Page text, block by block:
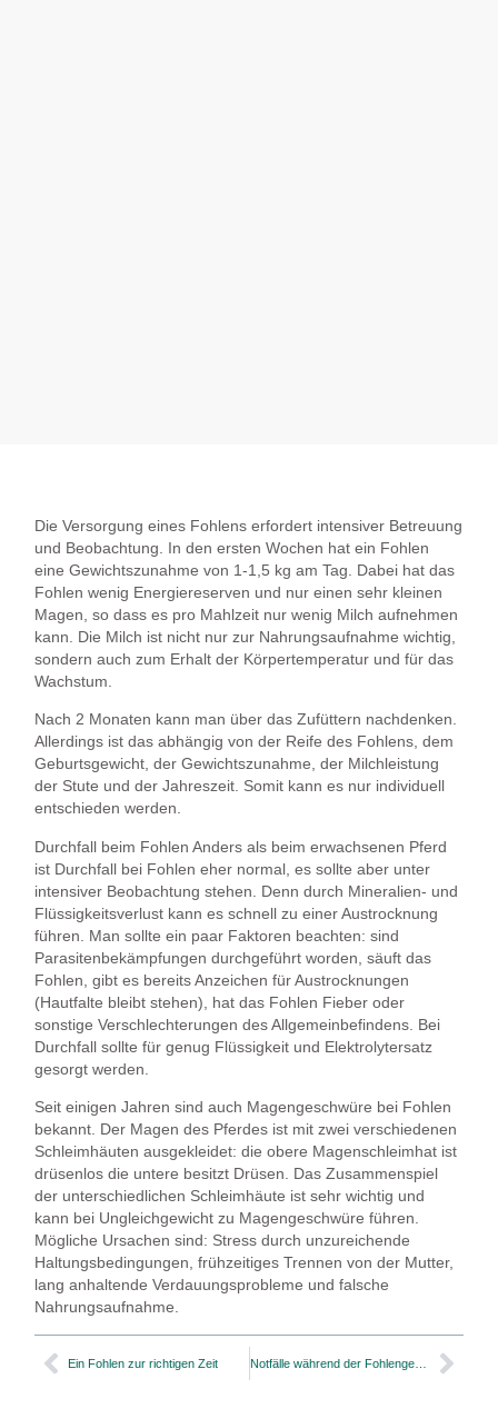
Die Versorgung eines Fohlens erfordert intensiver Betreuung
und Beobachtung. In den ersten Wochen hat ein Fohlen
eine Gewichtszunahme von 1-1,5 kg am Tag. Dabei hat das
Fohlen wenig Energiereserven und nur einen sehr kleinen
Magen, so dass es pro Mahlzeit nur wenig Milch aufnehmen
kann. Die Milch ist nicht nur zur Nahrungsaufnahme wichtig,
sondern auch zum Erhalt der Körpertemperatur und für das
Wachstum.
Nach 2 Monaten kann man über das Zufüttern nachdenken.
Allerdings ist das abhängig von der Reife des Fohlens, dem
Geburtsgewicht, der Gewichtszunahme, der Milchleistung
der Stute und der Jahreszeit. Somit kann es nur individuell
entschieden werden.
Durchfall beim Fohlen Anders als beim erwachsenen Pferd
ist Durchfall bei Fohlen eher normal, es sollte aber unter
intensiver Beobachtung stehen. Denn durch Mineralien- und
Flüssigkeitsverlust kann es schnell zu einer Austrocknung
führen. Man sollte ein paar Faktoren beachten: sind
Parasitenbekämpfungen durchgeführt worden, säuft das
Fohlen, gibt es bereits Anzeichen für Austrocknungen
(Hautfalte bleibt stehen), hat das Fohlen Fieber oder
sonstige Verschlechterungen des Allgemeinbefindens. Bei
Durchfall sollte für genug Flüssigkeit und Elektrolytersatz
gesorgt werden.
Seit einigen Jahren sind auch Magengeschwüre bei Fohlen
bekannt. Der Magen des Pferdes ist mit zwei verschiedenen
Schleimhäuten ausgekleidet: die obere Magenschleimhat ist
drüsenlos die untere besitzt Drüsen. Das Zusammenspiel
der unterschiedlichen Schleimhäute ist sehr wichtig und
kann bei Ungleichgewicht zu Magengeschwüre führen.
Mögliche Ursachen sind: Stress durch unzureichende
Haltungsbedingungen, frühzeitiges Trennen von der Mutter,
lang anhaltende Verdauungsprobleme und falsche
Nahrungsaufnahme.
Ein Fohlen zur richtigen Zeit Notfälle während der Fohlengeburt